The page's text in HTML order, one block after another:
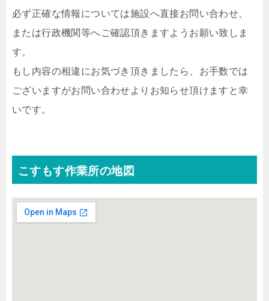
必ず正確な情報については施設へ直接お問い合わせ、
または行政機関等へご確認頂きますようお願い致しま
す。
もし内容の相違にお気づき頂きましたら、お手数では
ございますがお問い合わせよりお知らせ頂けますと幸
いです。
こすもす作業所の地図